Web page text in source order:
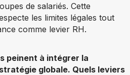
de salariés. Cette
les limites légales tout
comme levier RH.
peinent à intégrer la
globale. Quels leviers